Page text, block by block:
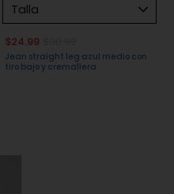
Talla
$24.99
Jean straight leg azul medio con
tiro bajo y cremallera